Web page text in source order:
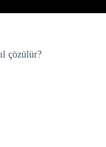
çözülür?